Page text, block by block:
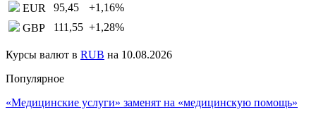
EUR
95,45 +1,16%
GBP
111,55 +1,28%
Курсы валют в RUB на 10.08.2026
Популярное
«Медицинские услуги» заменят на «медицинскую помощь»